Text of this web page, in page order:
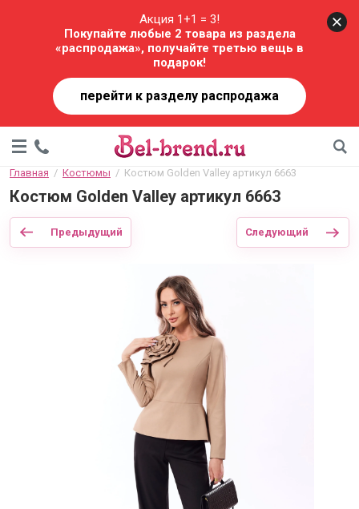
Акция 1+1 = 3!
Покупайте любые 2 товара из раздела
«распродажа», получайте третью вещь в
подарок!
перейти к разделу распродажа
Главная
  /
Костюмы
  /  Костюм Golden Valley артикул 6663
Костюм Golden Valley артикул 6663
Предыдущий Следующий